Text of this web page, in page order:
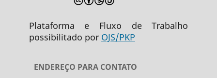
Plataforma e Fluxo de Trabalho
possibilitado por OJS/PKP
ENDEREÇO PARA CONTATO